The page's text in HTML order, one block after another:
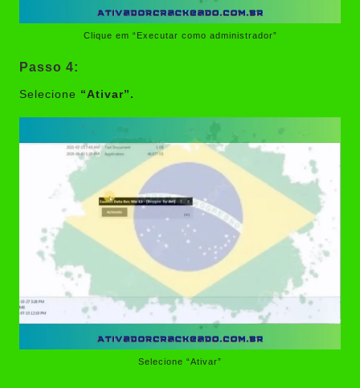
Clique em “Executar como administrador”
Passo 4:
Selecione “Ativar”.
Selecione “Ativar”